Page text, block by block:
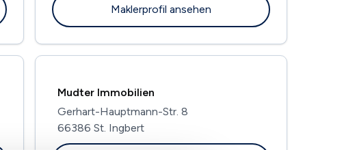
Maklerprofil ansehen
Mudter Immobilien
Gerhart-Hauptmann-Str. 8
66386 St. Ingbert